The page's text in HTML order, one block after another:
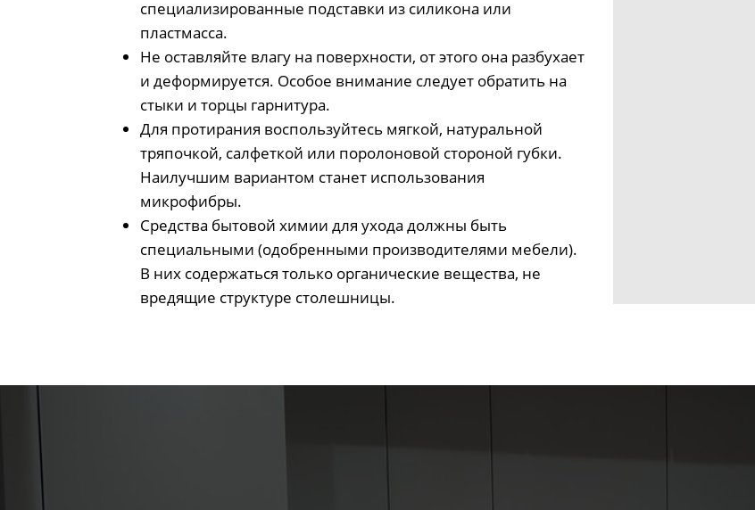
специализированные подставки из силикона или
пластмасса.
Не оставляйте влагу на поверхности, от этого она разбухает
и деформируется. Особое внимание следует обратить на
стыки и торцы гарнитура.
Для протирания воспользуйтесь мягкой, натуральной
тряпочкой, салфеткой или поролоновой стороной губки.
Наилучшим вариантом станет использования
микрофибры.
Средства бытовой химии для ухода должны быть
специальными (одобренными производителями мебели).
В них содержаться только органические вещества, не
вредящие структуре столешницы.